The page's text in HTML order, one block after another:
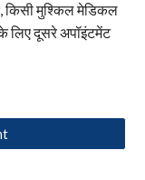
किसी मुश्किल मेडिकल
लिए दूसरे अपॉइंटमेंट